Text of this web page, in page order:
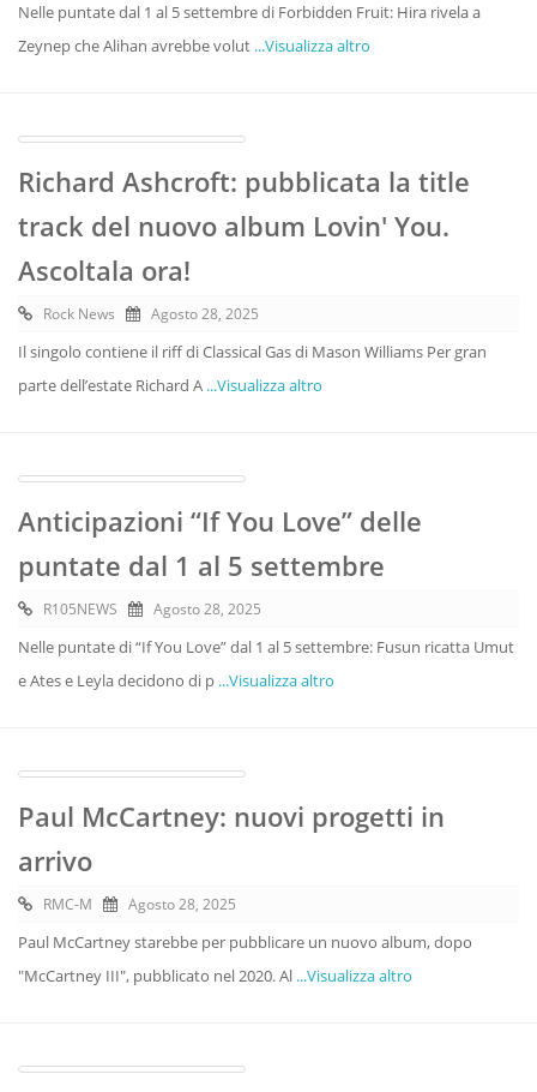
Nelle puntate dal 1 al 5 settembre di Forbidden Fruit: Hira rivela a
Zeynep che Alihan avrebbe volut ...Visualizza altro
Richard Ashcroft: pubblicata la title
track del nuovo album Lovin' You.
Ascoltala ora!
Rock News Agosto 28, 2025
Il singolo contiene il riff di Classical Gas di Mason Williams Per gran
parte dell’estate Richard A ...Visualizza altro
Anticipazioni “If You Love” delle
puntate dal 1 al 5 settembre
R105NEWS Agosto 28, 2025
Nelle puntate di “If You Love” dal 1 al 5 settembre: Fusun ricatta Umut
e Ates e Leyla decidono di p ...Visualizza altro
Paul McCartney: nuovi progetti in
arrivo
RMC-M Agosto 28, 2025
Paul McCartney starebbe per pubblicare un nuovo album, dopo
"McCartney III", pubblicato nel 2020. Al ...Visualizza altro